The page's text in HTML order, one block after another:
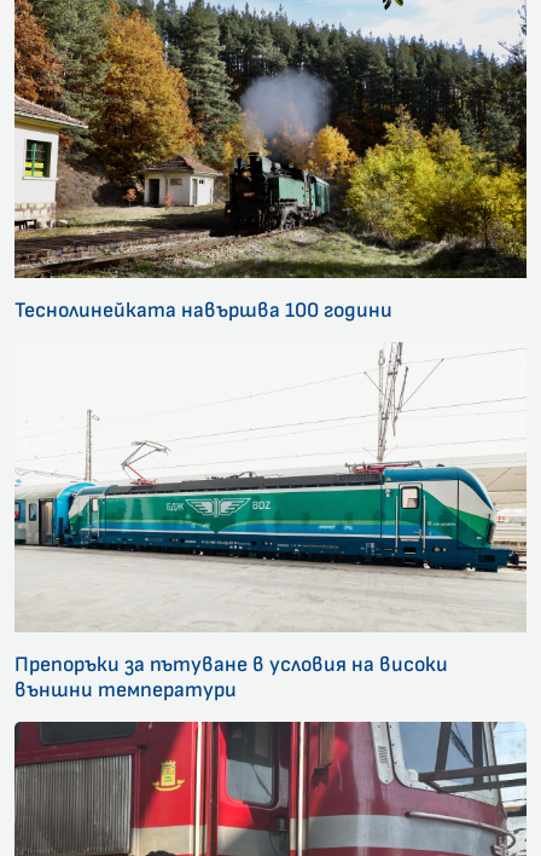
Теснолинейката навършва 100 години
Препоръки за пътуване в условия на високи
външни температури